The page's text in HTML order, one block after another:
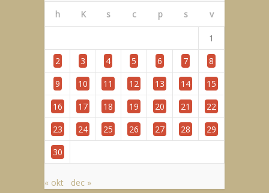
h K s c p s v
1
2
3 4 5 6 7
8
9
10 11 12 13 14
15
16
17 18 19 20 21
22
23
24 25 26 27 28
29
30
« okt dec »